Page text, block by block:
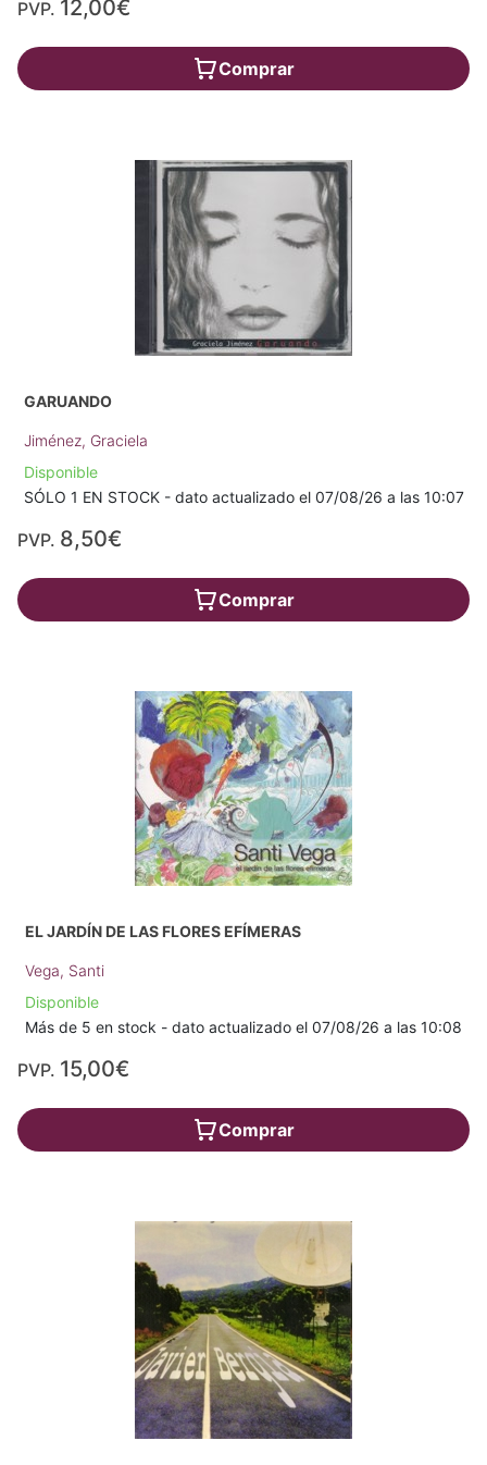
PVP. 12,00€
Comprar
GARUANDO
Jiménez, Graciela
Disponible
SÓLO 1 EN STOCK - dato actualizado el 07/08/26 a las 10:07
PVP. 8,50€
Comprar
EL JARDÍN DE LAS FLORES EFÍMERAS
Vega, Santi
Disponible
Más de 5 en stock - dato actualizado el 07/08/26 a las 10:08
PVP. 15,00€
Comprar